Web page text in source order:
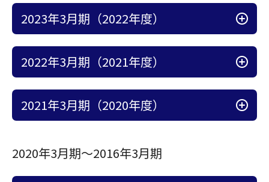
2023年3月期（2022年度） アコーディオン開
2022年3月期（2021年度） アコーディオン開
2021年3月期（2020年度） アコーディオン開
2020年3月期～2016年3月期